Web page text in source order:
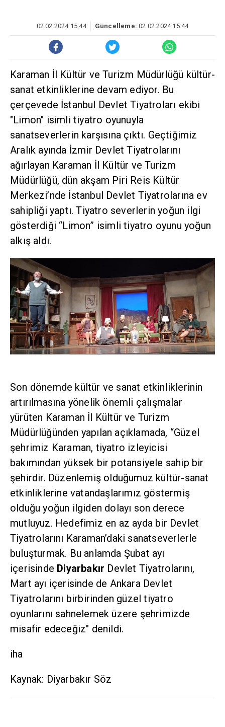
02.02.2024 15:44 Güncelleme: 02.02.2024 15:44
Karaman İl Kültür ve Turizm Müdürlüğü kültür-
sanat etkinliklerine devam ediyor. Bu
çerçevede İstanbul Devlet Tiyatroları ekibi
"Limon" isimli tiyatro oyunuyla
sanatseverlerin karşısına çıktı. Geçtiğimiz
Aralık ayında İzmir Devlet Tiyatrolarını
ağırlayan Karaman İl Kültür ve Turizm
Müdürlüğü, dün akşam Piri Reis Kültür
Merkezi’nde İstanbul Devlet Tiyatrolarına ev
sahipliği yaptı. Tiyatro severlerin yoğun ilgi
gösterdiği “Limon” isimli tiyatro oyunu yoğun
alkış aldı.
Son dönemde kültür ve sanat etkinliklerinin
artırılmasına yönelik önemli çalışmalar
yürüten Karaman İl Kültür ve Turizm
Müdürlüğünden yapılan açıklamada, “Güzel
şehrimiz Karaman, tiyatro izleyicisi
bakımından yüksek bir potansiyele sahip bir
şehirdir. Düzenlemiş olduğumuz kültür-sanat
etkinliklerine vatandaşlarımız göstermiş
olduğu yoğun ilgiden dolayı son derece
mutluyuz. Hedefimiz en az ayda bir Devlet
Tiyatrolarını Karaman’daki sanatseverlerle
buluşturmak. Bu anlamda Şubat ayı
içerisinde Diyarbakır Devlet Tiyatrolarını,
Mart ayı içerisinde de Ankara Devlet
Tiyatrolarını birbirinden güzel tiyatro
oyunlarını sahnelemek üzere şehrimizde
misafir edeceğiz" denildi.
iha
Kaynak: Diyarbakır Söz